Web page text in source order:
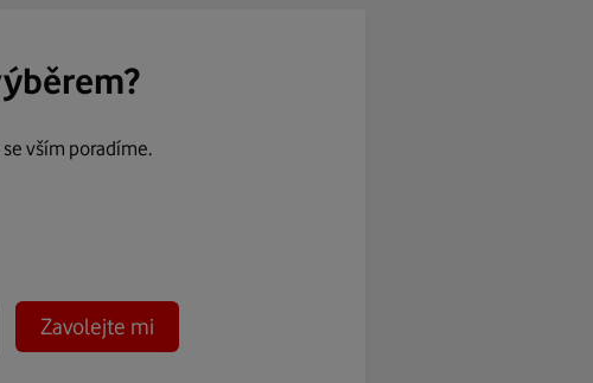
vším poradíme.
Zavolejte mi